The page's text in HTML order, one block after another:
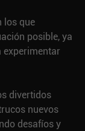
los que
posible, ya
experimentar
divertidos
nuevos
desafíos y